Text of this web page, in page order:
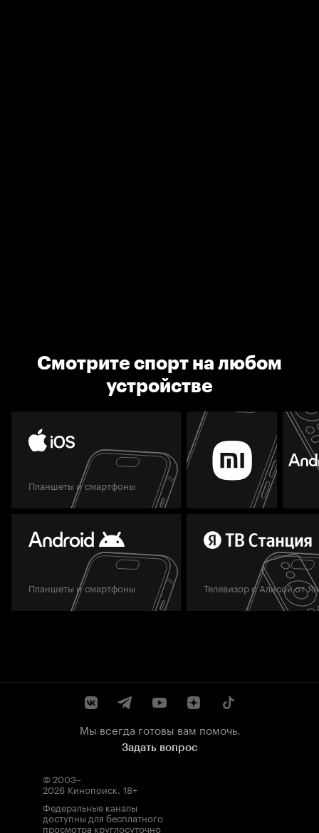
Смотрите спорт на любом
устройстве
Планшеты и смартфоны
Планшеты и смартфоны Телевизор с Алисой от
Мы всегда готовы вам помочь.
Задать вопрос
© 2003–
2026 Кинопоиск. 18+
Федеральные каналы
доступны для бесплатного
просмотра круглосуточно